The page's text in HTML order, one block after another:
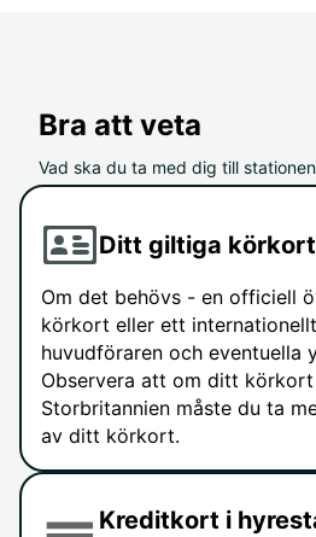
Bra att veta
Vad ska du ta med dig till
Ditt giltiga körkort
Om det behövs - en officiell
körkort eller ett
huvudföraren och eventuella
Observera att om ditt
Storbritannien måste du ta
av ditt körkort.
Kreditkort i